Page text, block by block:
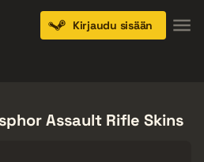
Kirjaudu sisään
Assault Rifle Skins